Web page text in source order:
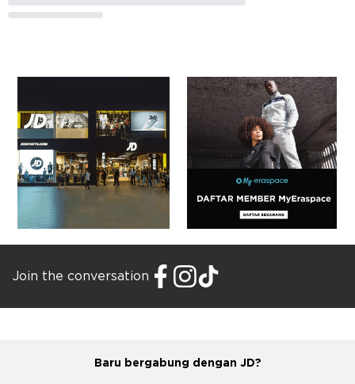
Join the conversation
Baru bergabung dengan JD?